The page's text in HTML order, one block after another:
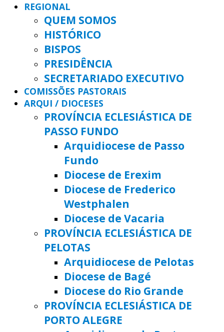
REGIONAL
QUEM SOMOS
HISTÓRICO
BISPOS
PRESIDÊNCIA
SECRETARIADO EXECUTIVO
COMISSÕES PASTORAIS
ARQUI / DIOCESES
PROVÍNCIA ECLESIÁSTICA DE
PASSO FUNDO
Arquidiocese de Passo
Fundo
Diocese de Erexim
Diocese de Frederico
Westphalen
Diocese de Vacaria
PROVÍNCIA ECLESIÁSTICA DE
PELOTAS
Arquidiocese de Pelotas
Diocese de Bagé
Diocese do Rio Grande
PROVÍNCIA ECLESIÁSTICA DE
PORTO ALEGRE